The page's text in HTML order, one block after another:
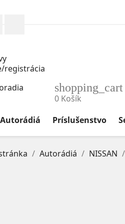
registrácia
shopping_cart
0 Košík
Autorádiá Príslušenstvo
Autorádiá NISSAN